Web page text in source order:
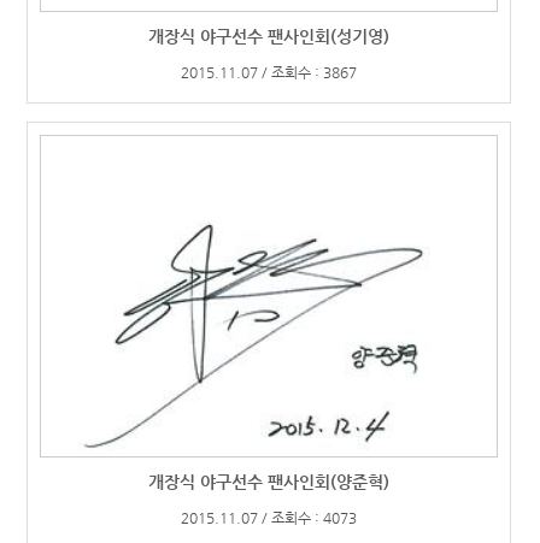
개장식 야구선수 팬사인회(성기영)
2015.11.07 / 조회수 : 3867
개장식 야구선수 팬사인회(양준혁)
2015.11.07 / 조회수 : 4073